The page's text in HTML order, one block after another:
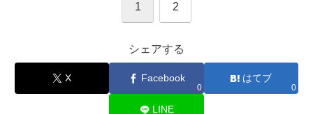
1 2
シェアする
X Facebook
0
はてブ
0
LINE